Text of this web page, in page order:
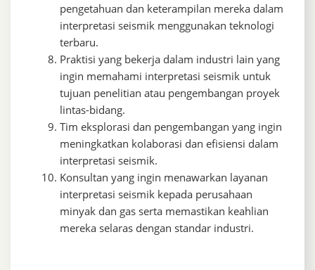
pengetahuan dan keterampilan mereka dalam
interpretasi seismik menggunakan teknologi
terbaru.
Praktisi yang bekerja dalam industri lain yang
ingin memahami interpretasi seismik untuk
tujuan penelitian atau pengembangan proyek
lintas-bidang.
Tim eksplorasi dan pengembangan yang ingin
meningkatkan kolaborasi dan efisiensi dalam
interpretasi seismik.
Konsultan yang ingin menawarkan layanan
interpretasi seismik kepada perusahaan
minyak dan gas serta memastikan keahlian
mereka selaras dengan standar industri.